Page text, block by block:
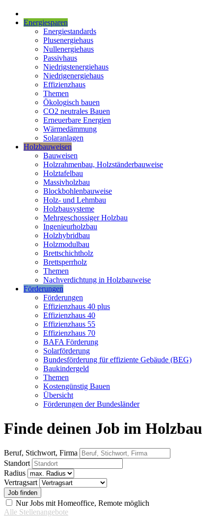
Energiesparen
Energiestandards
Plusenergiehaus
Nullenergiehaus
Passivhaus
Niedrigstenergiehaus
Niedrigenergiehaus
Effizienzhaus
Themen
Ökologisch bauen
CO2 neutrales Bauen
Erneuerbare Energien
Wärmedämmung
Solaranlagen
Holzbauweisen
Bauweisen
Holzrahmenbau, Holzständerbauweise
Holztafelbau
Massivholzbau
Blockbohlenbauweise
Holz- und Lehmbau
Holzbausysteme
Mehrgeschossiger Holzbau
Ingenieurholzbau
Holzhybridbau
Holzmodulbau
Brettschichtholz
Brettsperrholz
Themen
Nachverdichtung in Holzbauweise
Förderungen
Förderungen
Effizienzhaus 40 plus
Effizienzhaus 40
Effizienzhaus 55
Effizienzhaus 70
BAFA Förderung
Solarförderung
Bundesförderung für effiziente Gebäude (BEG)
Baukindergeld
Themen
Kostengünstig Bauen
Übersicht
Förderungen der Bundesländer
Finde deinen Job im Holzbau
Beruf, Stichwort, Firma
Standort
Radius
Vertragsart
Nur Jobs mit Homeoffice, Remote möglich
Alle Stellenangebote